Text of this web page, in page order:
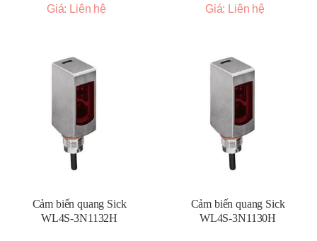
Giá: Liên hệ Giá: Liên hệ
Cảm biến quang Sick
WL4S-3N1132H
Cảm biến quang Sick
WL4S-3N1130H